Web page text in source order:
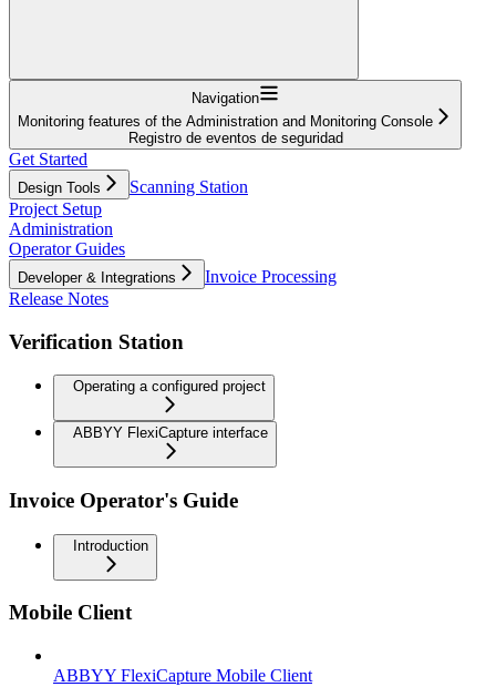
Navigation
Monitoring features of the Administration and Monitoring Console
Registro de eventos de seguridad
Get Started
Design Tools
Scanning Station
Project Setup
Administration
Operator Guides
Developer & Integrations
Invoice Processing
Release Notes
Verification Station
Operating a configured project
ABBYY FlexiCapture interface
Invoice Operator's Guide
Introduction
Mobile Client
ABBYY FlexiCapture Mobile Client